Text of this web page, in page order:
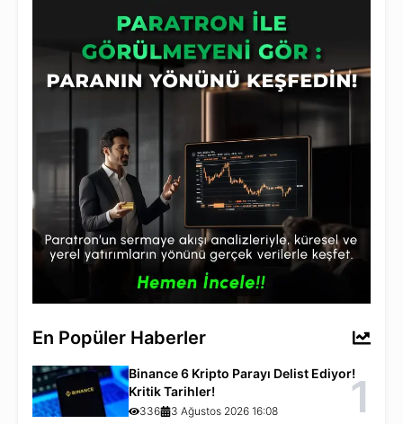
En Popüler Haberler
Binance 6 Kripto Parayı Delist Ediyor!
Kritik Tarihler!
336 3 Ağustos 2026 16:08 1